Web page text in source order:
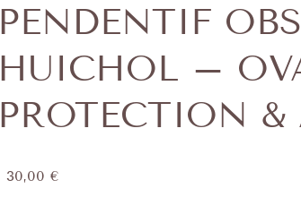
PENDENTIF
HUICHOL –
PROTECTION &
30,00 €